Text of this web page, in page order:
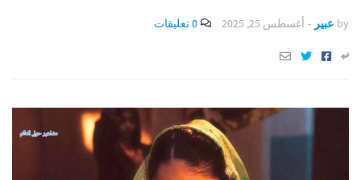
by عبير - أغسطس 25, 2025 0 تعليقات